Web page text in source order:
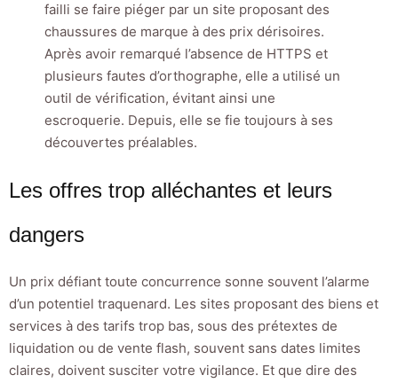
failli se faire piéger par un site proposant des
chaussures de marque à des prix dérisoires.
Après avoir remarqué l’absence de HTTPS et
plusieurs fautes d’orthographe, elle a utilisé un
outil de vérification, évitant ainsi une
escroquerie. Depuis, elle se fie toujours à ses
découvertes préalables.
Les offres trop alléchantes et leurs
dangers
Un prix défiant toute concurrence sonne souvent l’alarme
d’un potentiel traquenard. Les sites proposant des biens et
services à des tarifs trop bas, sous des prétextes de
liquidation ou de vente flash, souvent sans dates limites
claires, doivent susciter votre vigilance. Et que dire des